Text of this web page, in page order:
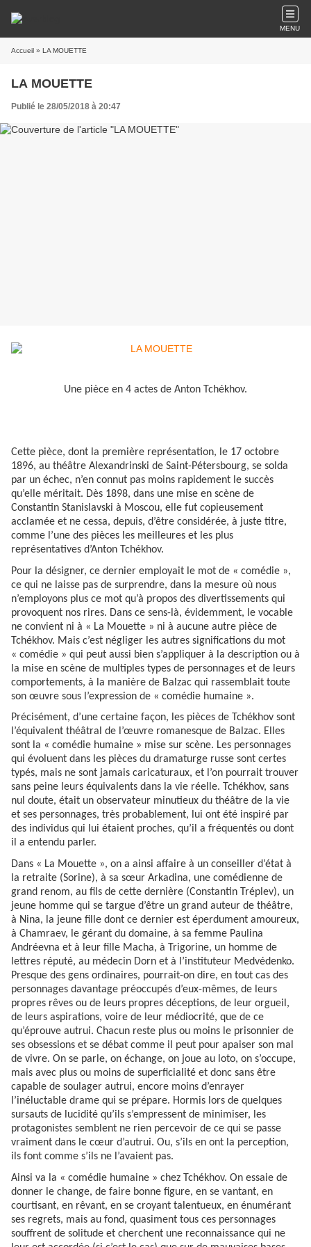
MENU
Accueil » LA MOUETTE
LA MOUETTE
Publié le 28/05/2018 à 20:47
Une pièce en 4 actes de Anton Tchékhov.
Cette pièce, dont la première représentation, le 17 octobre
1896, au théâtre Alexandrinski de Saint-Pétersbourg, se solda
par un échec, n’en connut pas moins rapidement le succès
qu’elle méritait. Dès 1898, dans une mise en scène de
Constantin Stanislavski à Moscou, elle fut copieusement
acclamée et ne cessa, depuis, d’être considérée, à juste titre,
comme l’une des pièces les meilleures et les plus
représentatives d’Anton Tchékhov.
Pour la désigner, ce dernier employait le mot de « comédie »,
ce qui ne laisse pas de surprendre, dans la mesure où nous
n’employons plus ce mot qu’à propos des divertissements qui
provoquent nos rires. Dans ce sens-là, évidemment, le vocable
ne convient ni à « La Mouette » ni à aucune autre pièce de
Tchékhov. Mais c’est négliger les autres significations du mot
« comédie » qui peut aussi bien s’appliquer à la description ou à
la mise en scène de multiples types de personnages et de leurs
comportements, à la manière de Balzac qui rassemblait toute
son œuvre sous l’expression de « comédie humaine ».
Précisément, d’une certaine façon, les pièces de Tchékhov sont
l’équivalent théâtral de l’œuvre romanesque de Balzac. Elles
sont la « comédie humaine » mise sur scène. Les personnages
qui évoluent dans les pièces du dramaturge russe sont certes
typés, mais ne sont jamais caricaturaux, et l’on pourrait trouver
sans peine leurs équivalents dans la vie réelle. Tchékhov, sans
nul doute, était un observateur minutieux du théâtre de la vie
et ses personnages, très probablement, lui ont été inspiré par
des individus qui lui étaient proches, qu’il a fréquentés ou dont
il a entendu parler.
Dans « La Mouette », on a ainsi affaire à un conseiller d’état à
la retraite (Sorine), à sa sœur Arkadina, une comédienne de
grand renom, au fils de cette dernière (Constantin Tréplev), un
jeune homme qui se targue d’être un grand auteur de théâtre,
à Nina, la jeune fille dont ce dernier est éperdument amoureux,
à Chamraev, le gérant du domaine, à sa femme Paulina
Andréevna et à leur fille Macha, à Trigorine, un homme de
lettres réputé, au médecin Dorn et à l’instituteur Medvédenko.
Presque des gens ordinaires, pourrait-on dire, en tout cas des
personnages davantage préoccupés d’eux-mêmes, de leurs
propres rêves ou de leurs propres déceptions, de leur orgueil,
de leurs aspirations, voire de leur médiocrité, que de ce
qu’éprouve autrui. Chacun reste plus ou moins le prisonnier de
ses obsessions et se débat comme il peut pour apaiser son mal
de vivre. On se parle, on échange, on joue au loto, on s’occupe,
mais avec plus ou moins de superficialité et donc sans être
capable de soulager autrui, encore moins d’enrayer
l’inéluctable drame qui se prépare. Hormis lors de quelques
sursauts de lucidité qu’ils s’empressent de minimiser, les
protagonistes semblent ne rien percevoir de ce qui se passe
vraiment dans le cœur d’autrui. Ou, s’ils en ont la perception,
ils font comme s’ils ne l’avaient pas.
Ainsi va la « comédie humaine » chez Tchékhov. On essaie de
donner le change, de faire bonne figure, en se vantant, en
courtisant, en rêvant, en se croyant talentueux, en énumérant
ses regrets, mais au fond, quasiment tous ces personnages
souffrent de solitude et cherchent une reconnaissance qui ne